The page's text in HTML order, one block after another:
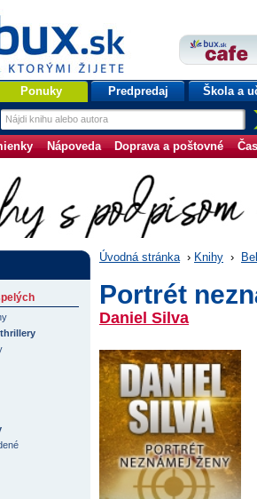
Ponuky Predpredaj Škola a
Nápoveda Doprava a poštovné
Úvodná stránka › Knihy ›
Portrét
Daniel Silva